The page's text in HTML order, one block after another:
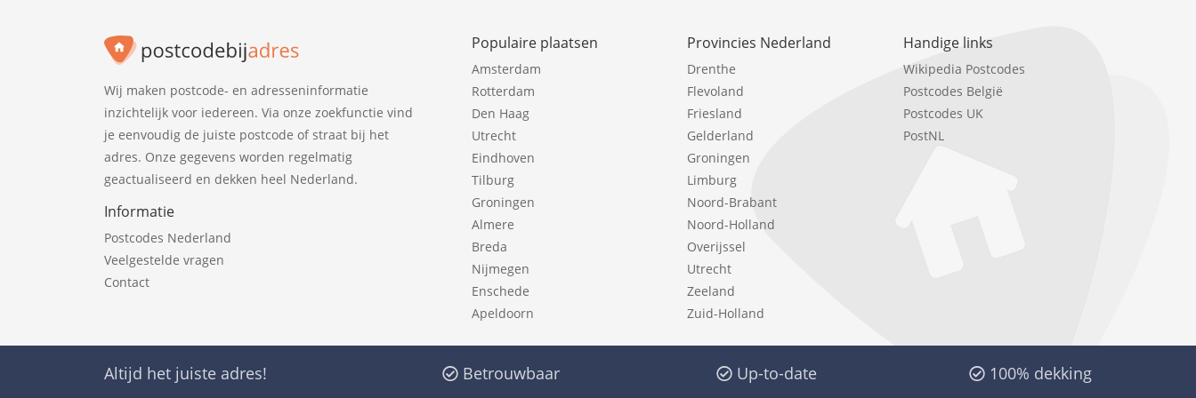
Wij maken postcode- en adresseninformatie
inzichtelijk voor iedereen. Via onze zoekfunctie vind
je eenvoudig de juiste postcode of straat bij het
adres. Onze gegevens worden regelmatig
geactualiseerd en dekken heel Nederland.
Informatie
Postcodes Nederland
Veelgestelde vragen
Contact
Populaire plaatsen
Amsterdam
Rotterdam
Den Haag
Utrecht
Eindhoven
Tilburg
Groningen
Almere
Breda
Nijmegen
Enschede
Apeldoorn
Provincies Nederland
Drenthe
Flevoland
Friesland
Gelderland
Groningen
Limburg
Noord-Brabant
Noord-Holland
Overijssel
Utrecht
Zeeland
Zuid-Holland
Handige links
Wikipedia Postcodes
Postcodes België
Postcodes UK
PostNL
Altijd het juiste adres! Betrouwbaar Up-to-date 100% dekking